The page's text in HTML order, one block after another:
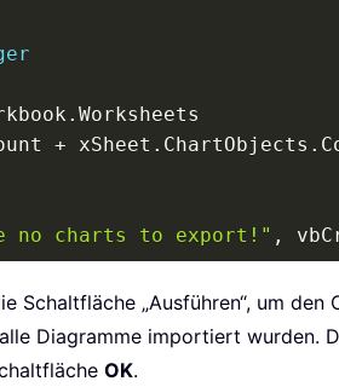
.Count)
( pptShape. Name)
. Worksheets
+ xSheet . ChartObjects .
no charts to export!" ,
Schaltfläche „Ausführen“, um
Diagramme importiert wurden.
OK.